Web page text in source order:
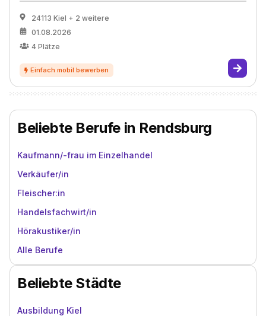
24113 Kiel + 2 weitere
01.08.2026
4 Plätze
Beliebte Berufe in Rendsburg
Kaufmann/-frau im Einzelhandel
Verkäufer/in
Fleischer:in
Handelsfachwirt/in
Hörakustiker/in
Alle Berufe
Beliebte Städte
Ausbildung Kiel